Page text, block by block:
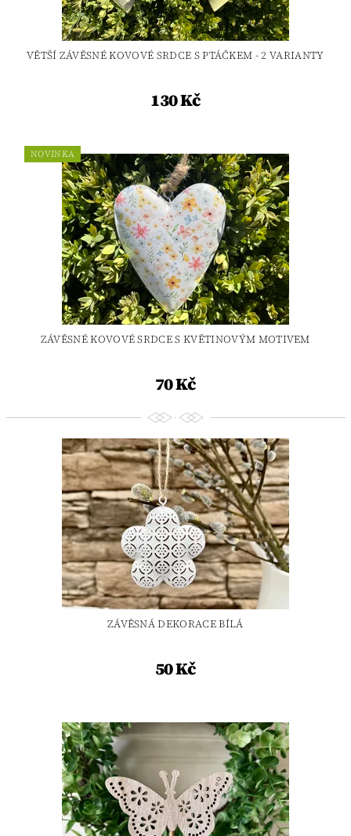
VĚTŠÍ ZÁVĚSNÉ KOVOVÉ SRDCE S PTÁČKEM - 2 VARIANTY
130 Kč
NOVINKA
ZÁVĚSNÉ KOVOVÉ SRDCE S KVĚTINOVÝM MOTIVEM
70 Kč
ZÁVĚSNÁ DEKORACE BÍLÁ
50 Kč